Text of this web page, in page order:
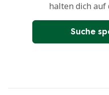
halten dich auf
Suche